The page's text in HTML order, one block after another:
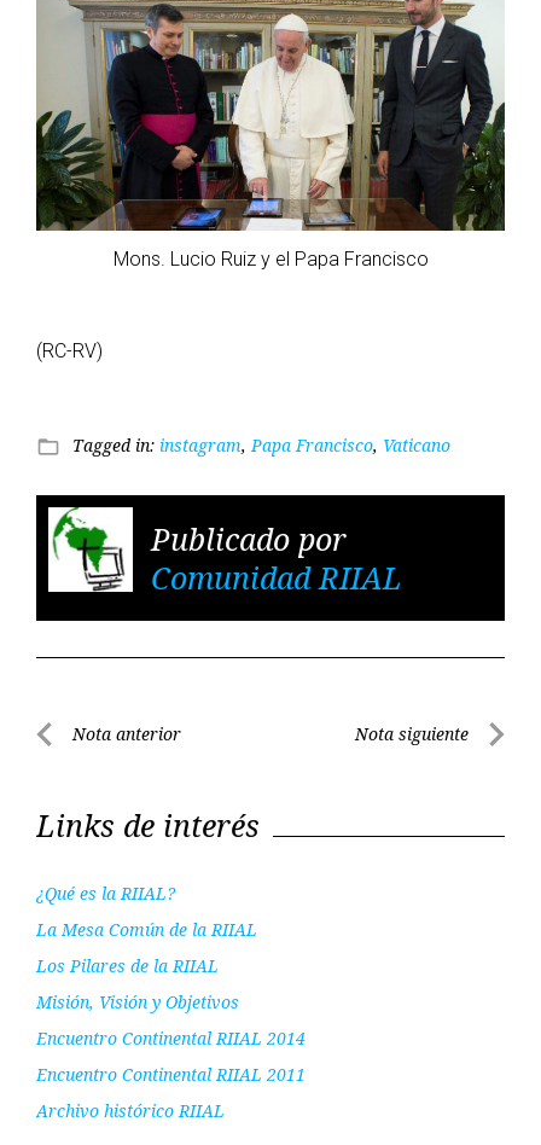
Mons. Lucio Ruiz y el Papa Francisco
(RC-RV)
folder_open Tagged in: instagram,Papa Francisco, Vaticano
Publicado por
Comunidad RIIAL
Navegación
Nota anterior Nota siguiente
Links de interés
¿Qué es la RIIAL?
La Mesa Común de la RIIAL
Los Pilares de la RIIAL
Misión, Visión y Objetivos
Encuentro Continental RIIAL 2014
Encuentro Continental RIIAL 2011
Archivo histórico RIIAL